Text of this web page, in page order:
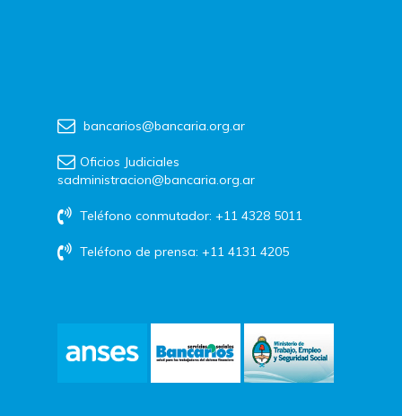
bancarios@bancaria.org.ar
Oficios Judiciales
sadministracion@bancaria.org.ar
Teléfono conmutador: +11 4328 5011
Teléfono de prensa: +11 4131 4205